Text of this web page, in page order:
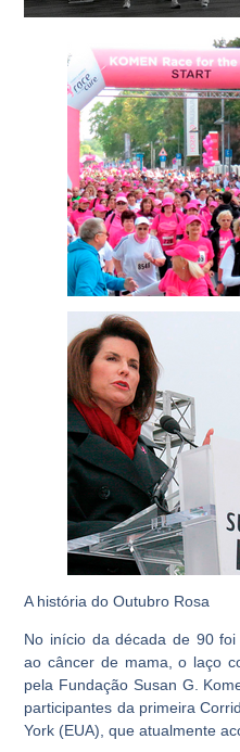
A história do Outubro Rosa
No início da década de 90
ao câncer de mama, o laço
pela Fundação Susan G.
participantes da primeira
York (EUA), que atualmente